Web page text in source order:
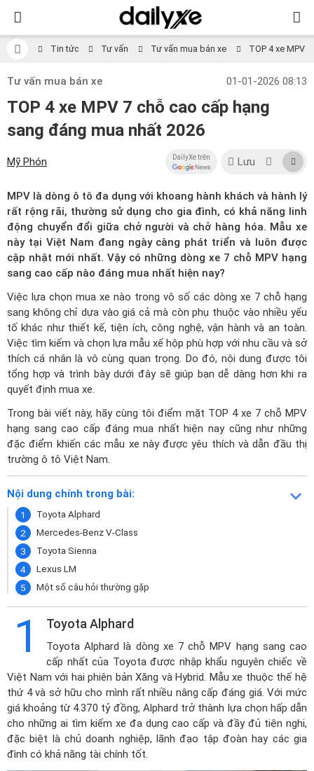
Tin tức Tư vấn Tư vấn mua bán xe TOP 4 xe MPV
Tư vấn mua bán xe 01-01-2026 08:13
TOP 4 xe MPV 7 chỗ cao cấp hạng
sang đáng mua nhất 2026
Mỹ Phón DailyXe trên Lưu
MPV là dòng ô tô đa dụng với khoang hành khách và hành lý
rất rộng rãi, thường sử dụng cho gia đình, có khả năng linh
động chuyển đổi giữa chở người và chở hàng hóa. Mẫu xe
này tại Việt Nam đang ngày càng phát triển và luôn được
cập nhật mới nhất. Vậy có những dòng xe 7 chỗ MPV hạng
sang cao cấp nào đáng mua nhất hiện nay?
Việc lựa chọn mua xe nào trong vô số các dòng xe 7 chỗ hạng
sang không chỉ dựa vào giá cả mà còn phụ thuộc vào nhiều yếu
tố khác như thiết kế, tiện ích, công nghệ, vận hành và an toàn.
Việc tìm kiếm và chọn lựa mẫu xế hộp phù hợp với nhu cầu và sở
thích cá nhân là vô cùng quan trọng. Do đó, nội dung được tôi
tổng hợp và trình bày dưới đây sẽ giúp bạn dễ dàng hơn khi ra
quyết định mua xe.
Trong bài viết này, hãy cùng tôi điểm mặt TOP 4 xe 7 chỗ MPV
hạng sang cao cấp đáng mua nhất hiện nay cũng như những
đặc điểm khiến các mẫu xe này được yêu thích và dẫn đầu thị
trường ô tô Việt Nam.
Nội dung chính trong bài:
Toyota Alphard
Mercedes-Benz V-Class
Toyota Sienna
Lexus LM
Một số câu hỏi thường gặp
1 Toyota Alphard
Toyota Alphard là dòng xe 7 chỗ MPV hạng sang cao
cấp nhất của Toyota được nhập khẩu nguyên chiếc về
Việt Nam với hai phiên bản Xăng và Hybrid. Mẫu xe thuộc thế hệ
thứ 4 và sở hữu cho mình rất nhiều nâng cấp đáng giá. Với mức
giá khoảng từ 4.370 tỷ đồng, Alphard trở thành lựa chọn hấp dẫn
cho những ai tìm kiếm xe đa dụng cao cấp và đầy đủ tiện nghi,
đặc biệt là chủ doanh nghiệp, lãnh đạo tập đoàn hay các gia
đình có khả năng tài chính tốt.